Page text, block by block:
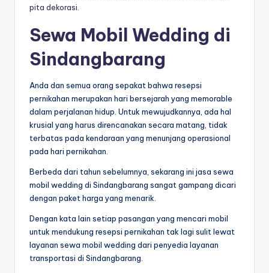
pita dekorasi.
Sewa Mobil Wedding di
Sindangbarang
Anda dan semua orang sepakat bahwa resepsi
pernikahan merupakan hari bersejarah yang memorable
dalam perjalanan hidup. Untuk mewujudkannya, ada hal
krusial yang harus direncanakan secara matang, tidak
terbatas pada kendaraan yang menunjang operasional
pada hari pernikahan.
Berbeda dari tahun sebelumnya, sekarang ini jasa sewa
mobil wedding di Sindangbarang sangat gampang dicari
dengan paket harga yang menarik.
Dengan kata lain setiap pasangan yang mencari mobil
untuk mendukung resepsi pernikahan tak lagi sulit lewat
layanan sewa mobil wedding dari penyedia layanan
transportasi di Sindangbarang.